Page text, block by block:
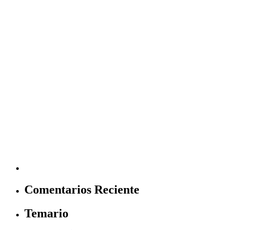
Comentarios Reciente
Temario